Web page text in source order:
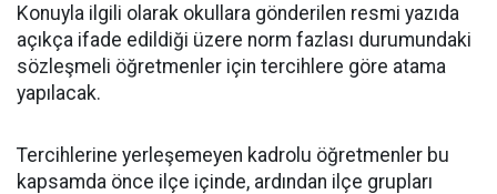
Konuyla ilgili olarak okullara gönderilen resmi yazıda
açıkça ifade edildiği üzere norm fazlası durumundaki
sözleşmeli öğretmenler için tercihlere göre atama
yapılacak.
Tercihlerine yerleşemeyen kadrolu öğretmenler bu
kapsamda önce ilçe içinde, ardından ilçe grupları